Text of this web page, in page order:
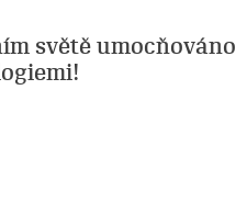
světě umocňováno